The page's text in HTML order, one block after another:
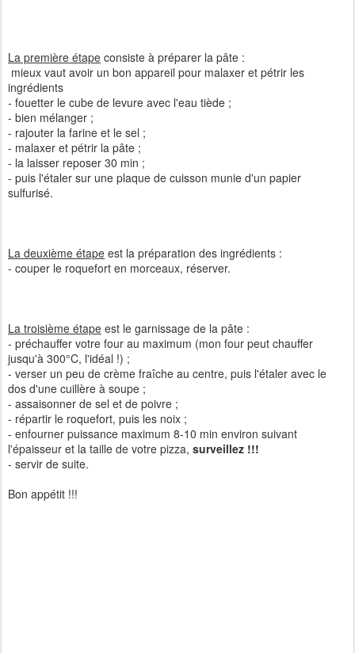
La première étape consiste à préparer la pâte :
mieux vaut avoir un bon appareil pour malaxer et pétrir les
ingrédients
- fouetter le cube de levure avec l'eau tiède ;
- bien mélanger ;
- rajouter la farine et le sel ;
- malaxer et pétrir la pâte ;
- la laisser reposer 30 min ;
- puis l'étaler sur une plaque de cuisson munie d'un papier
sulfurisé.
La deuxième étape est la préparation des ingrédients :
- couper le roquefort en morceaux, réserver.
La troisième étape est le garnissage de la pâte :
- préchauffer votre four au maximum (mon four peut chauffer
jusqu'à 300°C, l'idéal !) ;
- verser un peu de crème fraîche au centre, puis l'étaler avec le
dos d'une cuillère à soupe ;
- assaisonner de sel et de poivre ;
- répartir le roquefort, puis les noix ;
- enfourner puissance maximum 8-10 min environ suivant
l'épaisseur et la taille de votre pizza, surveillez !!!
- servir de suite.
Bon appétit !!!